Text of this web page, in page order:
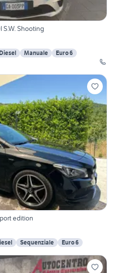
Shooting
Diesel Manuale
Euro 6
edition
Sequenziale Euro 6